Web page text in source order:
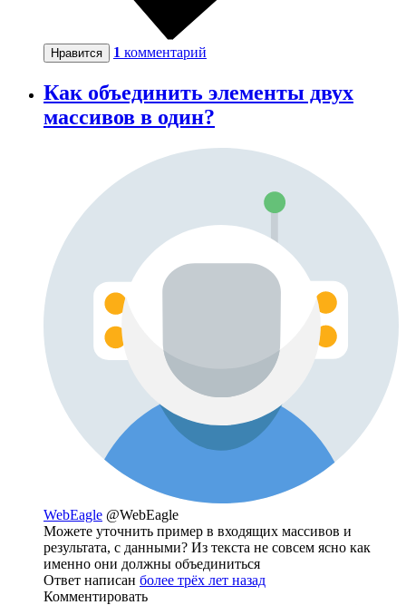
Нравится 1 комментарий
Как объединить элементы двух
массивов в один?
WebEagle @WebEagle
Можете уточнить пример в входящих массивов и
результата, с данными? Из текста не совсем ясно как
именно они должны объединиться
Ответ написан более трёх лет назад
Комментировать